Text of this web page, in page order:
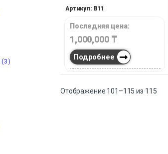
их физическому и когнитивному
Артикул: B11
Последняя цена:
1,000,000 ₸
Подробнее
Отображение 101–115 из 115
(3)